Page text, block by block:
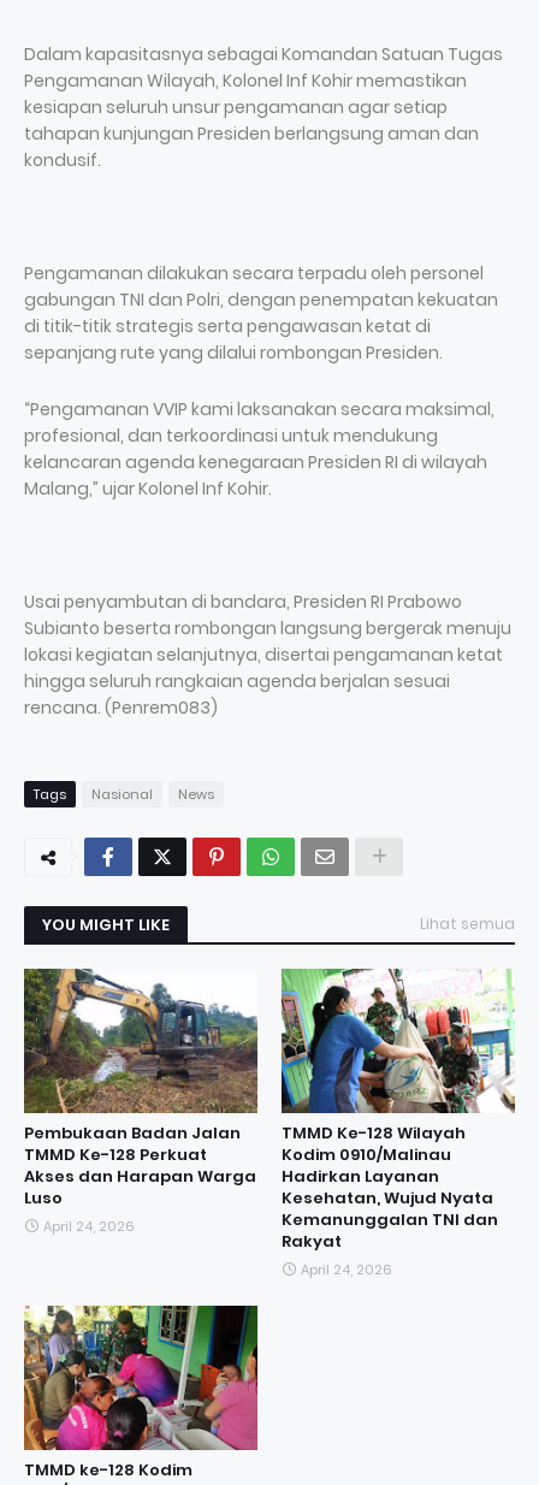
Dalam kapasitasnya sebagai Komandan Satuan Tugas
Pengamanan Wilayah, Kolonel Inf Kohir memastikan
kesiapan seluruh unsur pengamanan agar setiap
tahapan kunjungan Presiden berlangsung aman dan
kondusif.
Pengamanan dilakukan secara terpadu oleh personel
gabungan TNI dan Polri, dengan penempatan kekuatan
di titik-titik strategis serta pengawasan ketat di
sepanjang rute yang dilalui rombongan Presiden.
“Pengamanan VVIP kami laksanakan secara maksimal,
profesional, dan terkoordinasi untuk mendukung
kelancaran agenda kenegaraan Presiden RI di wilayah
Malang,” ujar Kolonel Inf Kohir.
Usai penyambutan di bandara, Presiden RI Prabowo
Subianto beserta rombongan langsung bergerak menuju
lokasi kegiatan selanjutnya, disertai pengamanan ketat
hingga seluruh rangkaian agenda berjalan sesuai
rencana. (Penrem083)
Tags Nasional News
YOU MIGHT LIKE Lihat semua
Pembukaan Badan Jalan
TMMD Ke-128 Perkuat
Akses dan Harapan Warga
Luso
April 24, 2026
TMMD Ke-128 Wilayah
Kodim 0910/Malinau
Hadirkan Layanan
Kesehatan, Wujud Nyata
Kemanunggalan TNI dan
Rakyat
April 24, 2026
TMMD ke-128 Kodim